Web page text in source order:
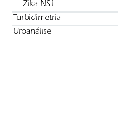
Zika NS1
Turbidimetria
Uroanálise